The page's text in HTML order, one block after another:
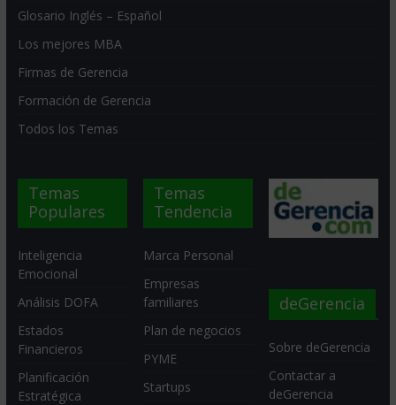
Glosario Inglés – Español
Los mejores MBA
Firmas de Gerencia
Formación de Gerencia
Todos los Temas
Temas
Populares
Inteligencia
Emocional
Análisis DOFA
Estados
Financieros
Planificación
Estratégica
Temas
Tendencia
Marca Personal
Empresas
familiares
Plan de negocios
PYME
Startups
deGerencia
Sobre deGerencia
Contactar a
deGerencia